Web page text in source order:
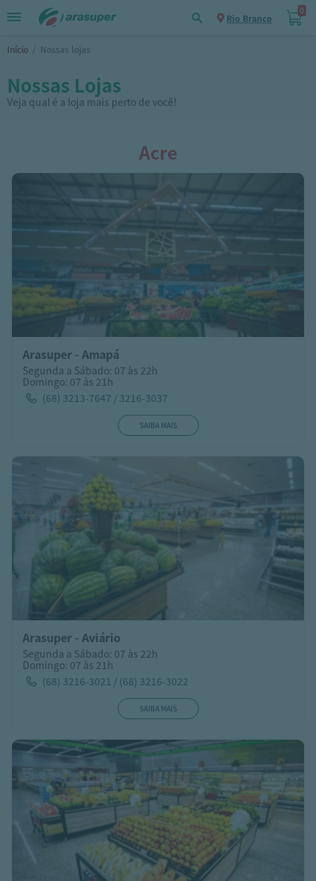
Rio Branco
0
Início / Nossas lojas
Nossas Lojas
Veja qual é a loja mais perto de você!
Acre
Arasuper - Amapá
Segunda a Sábado: 07 às 22h
Domingo: 07 às 21h
(68) 3213-7647 / 3216-3037
SAIBA MAIS
Arasuper - Aviário
Segunda a Sábado: 07 às 22h
Domingo: 07 às 21h
(68) 3216-3021 / (68) 3216-3022
SAIBA MAIS